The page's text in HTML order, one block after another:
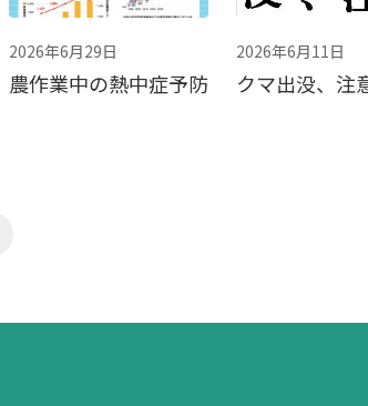
2026年6月29日
農作業中の熱中症予防
2026年6月11日
クマ出没、注